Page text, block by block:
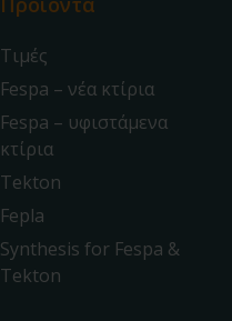
Τιμές
Fespa – νέα κτίρια
Fespa – υφιστάμενα
κτίρια
Tekton
Fepla
Synthesis for Fespa &
Tekton